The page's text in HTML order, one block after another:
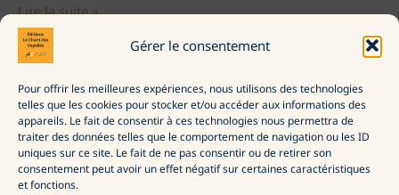
Gérer le consentement
Pour offrir les meilleures expériences, nous utilisons des technologies
telles que les cookies pour stocker et/ou accéder aux informations des
appareils. Le fait de consentir à ces technologies nous permettra de
traiter des données telles que le comportement de navigation ou les ID
uniques sur ce site. Le fait de ne pas consentir ou de retirer son
consentement peut avoir un effet négatif sur certaines caractéristiques
et fonctions.
Pieds
opérés,
tête
réparée
Les
cinq
cahiers
d’Habiba
par
Patrimoine
Lire la suite »
La Maison d’édition
Commander
Politique de confidentialité
Politique de cookies (UE)